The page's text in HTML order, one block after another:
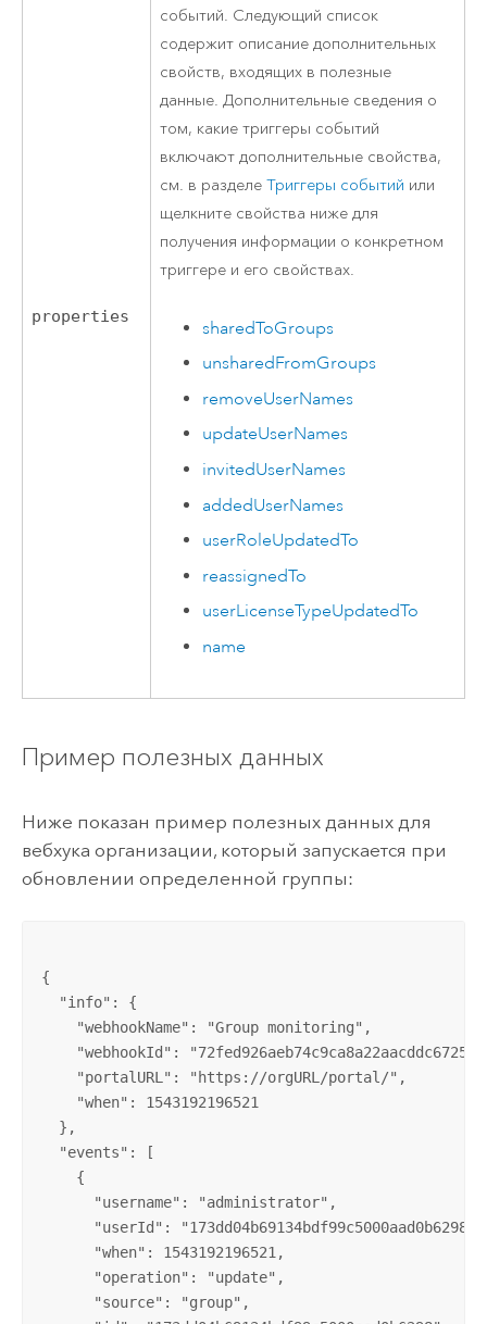
properties
событий. Следующий список
содержит описание дополнительных
свойств, входящих в полезные
данные. Дополнительные сведения о
том, какие триггеры событий
включают дополнительные свойства,
см. в разделеТриггеры событий или
щелкните свойства ниже для
получения информации о конкретном
триггере и его свойствах.
sharedToGroups
unsharedFromGroups
removeUserNames
updateUserNames
invitedUserNames
addedUserNames
userRoleUpdatedTo
reassignedTo
userLicenseTypeUpdatedTo
name
Пример полезных данных
Ниже показан пример полезных данных для
вебхука организации, который запускается при
обновлении определенной группы:
{
  "info": {
    "webhookName": "Group monitoring",
"webhookId":
    "portalURL": "https://orgURL/portal/",
    "when": 1543192196521
  },
  "events": [
    {
      "username": "administrator",
      "userId": "173dd04b69134bdf99c5000aad0b6298",
      "when": 1543192196521,
      "operation": "update",
      "source": "group",